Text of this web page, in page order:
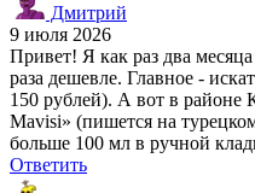
Дмитрий
9 июля 2026
Привет! Я как раз два
раза дешевле. Главное -
150 рублей). А вот в районе
Mavisi» (пишется на
больше 100 мл в ручной
Ответить